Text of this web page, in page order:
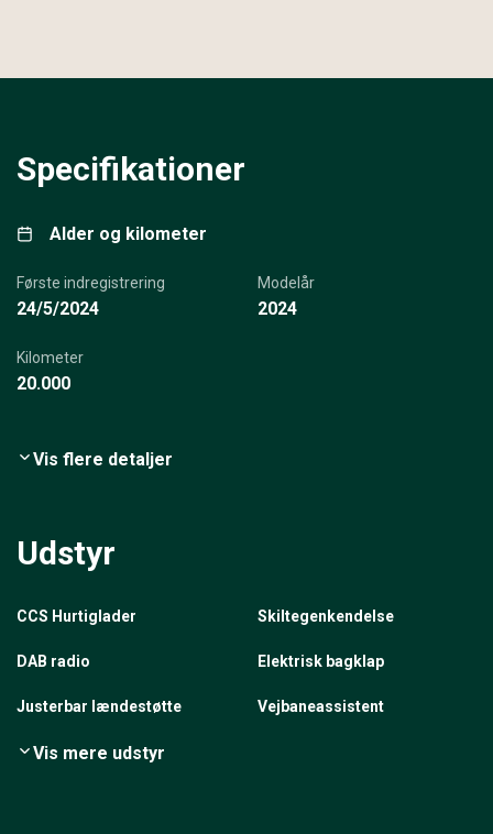
Specifikationer
Alder og kilometer
Første indregistrering
24/5/2024
Modelår
2024
Kilometer
20.000
Vis flere detaljer
Udstyr
CCS Hurtiglader Skiltegenkendelse
DAB radio Elektrisk bagklap
Justerbar lændestøtte Vejbaneassistent
Vis mere udstyr